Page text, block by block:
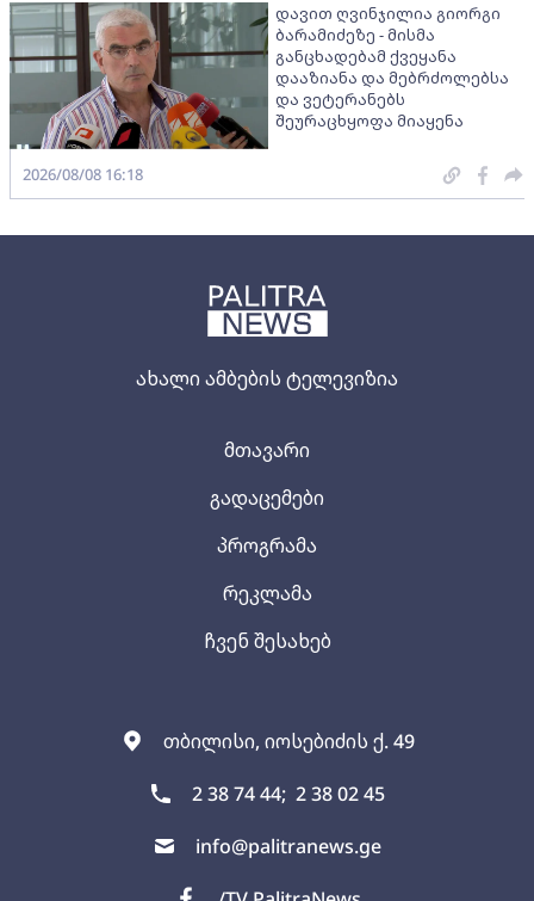
ახალი ამბების ტელევიზია
თბილისი, იოსებიძის ქ. 49
2 38 74 44; 2 38 02 45
info@palitranews.ge
მთავარი
გადაცემები
პროგრამა
რეკლამა
ჩვენ შესახებ
დავით ღვინჯილია გიორგი
ბარამიძეზე - მისმა
განცხადებამ ქვეყანა
დააზიანა და მებრძოლებსა
და ვეტერანებს
შეურაცხყოფა მიაყენა
2026/08/08 16:18